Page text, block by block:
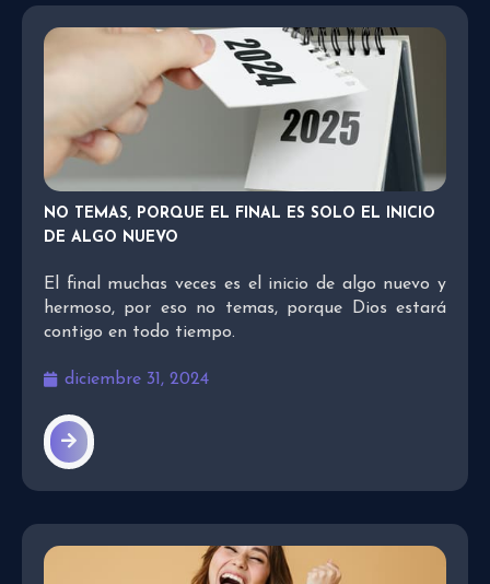
NO TEMAS, PORQUE EL FINAL ES SOLO EL INICIO
DE ALGO NUEVO
El final muchas veces es el inicio de algo nuevo y
hermoso, por eso no temas, porque Dios estará
contigo en todo tiempo.
diciembre 31, 2024